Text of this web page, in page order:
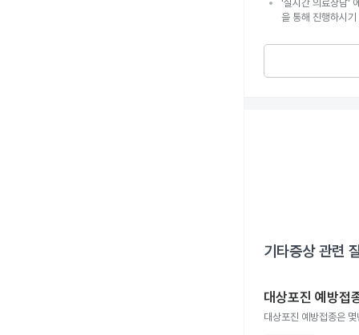
'실시간 의료상담'
을 통해 진행하시
기타증상관련
대상포진 예방접
대상포진 예방접종은